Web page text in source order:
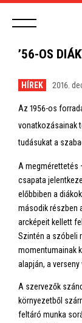
’56-OS
HÍREK 2016.
Az 1956-os
vonatkozásainak
tudásukat a
A megmérettetés
csapata
előbbiben a
második részben
arcképeit kellett
Szintén a szóbeli
momentumainak
alapján, a
A szervezők
környezetből
feltáró munka